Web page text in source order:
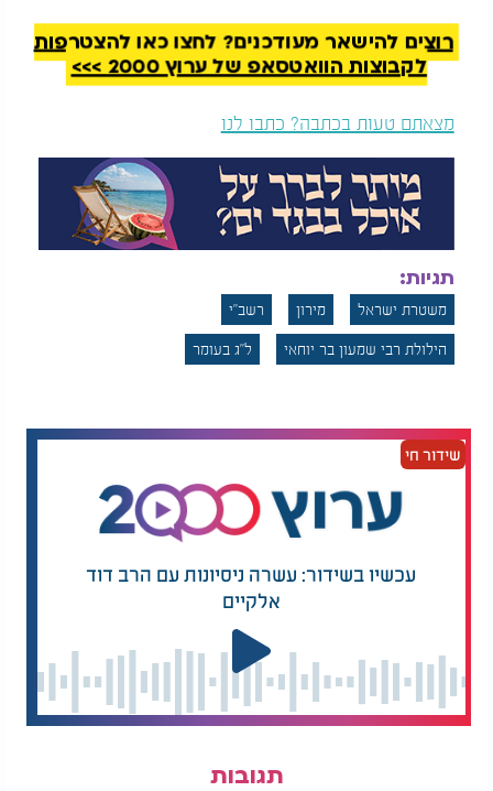
כביש 886 חסום מצומת דלתון ועד כיכר עין זיתים.
המלצות נוספות
בישראל נערכים
לשחרורו של עידן
אלכסנדר: "לא נתנו שום
דבר בתמורה"
נער בן 13 נפצע אנוש
כביש 8900 חסום מצומת בירייה ועד צומת עין זיתים.
מדגישה את הצורך בגילוי אחריות, סבלנות וערבות
הדדית כלפי יתר החוגגים, מתוך מטרה לאפשר לכלל
הציבור להגיע להר בבטחה, להתפלל ולחגוג באופן
מכובד ובטוח.
רוצים להישאר מעודכנים? לחצו כאן להצטרפות
לקבוצות הוואטסאפ של ערוץ 2000 >>>
מצאתם טעות בכתבה? כתבו לנו
תגיות:
משטרת ישראל מירון
רשב"י
הילולת רבי שמעון בר יוחאי
ל"ג בעומר
שידור חי
עכשיו בשידור: עשרה ניסיונות עם הרב דוד
אלקיים
תגובות